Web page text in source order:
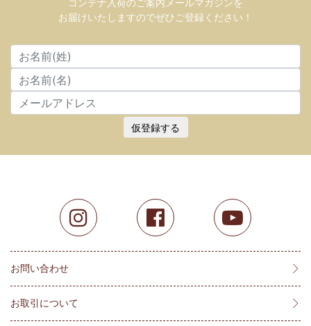
コンテナ入荷のご案内メールマガジンを
お届けいたしますのでぜひご登録ください！
仮登録する
お問い合わせ
お取引について